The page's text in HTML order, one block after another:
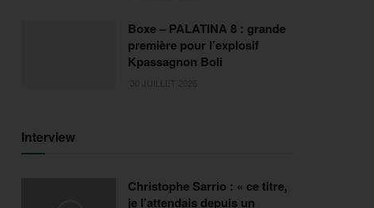
Boxe – PALATINA 8 : grande
première pour l’explosif
Kpassagnon Boli
Interview
Christophe Sarrio : « ce titre,
je l’attendais depuis un